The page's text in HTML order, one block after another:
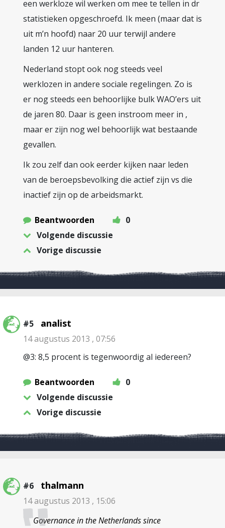
een werkloze wil werken om mee te tellen in dr
statistieken opgeschroefd. Ik meen (maar dat is
uit m’n hoofd) naar 20 uur terwijl andere
landen 12 uur hanteren.
Nederland stopt ook nog steeds veel
werklozen in andere sociale regelingen. Zo is
er nog steeds een behoorlijke bulk WAO’ers uit
de jaren 80. Daar is geen instroom meer in ,
maar er zijn nog wel behoorlijk wat bestaande
gevallen.
Ik zou zelf dan ook eerder kijken naar leden
van de beroepsbevolking die actief zijn vs die
inactief zijn op de arbeidsmarkt.
Beantwoorden
0
Volgende discussie
Vorige discussie
#5 analist
14 augustus 2013 , 07:56
@3: 8,5 procent is tegenwoordig al iedereen?
Beantwoorden
0
Volgende discussie
Vorige discussie
#6 thalmann
14 augustus 2013 , 15:06
Governance in the Netherlands since